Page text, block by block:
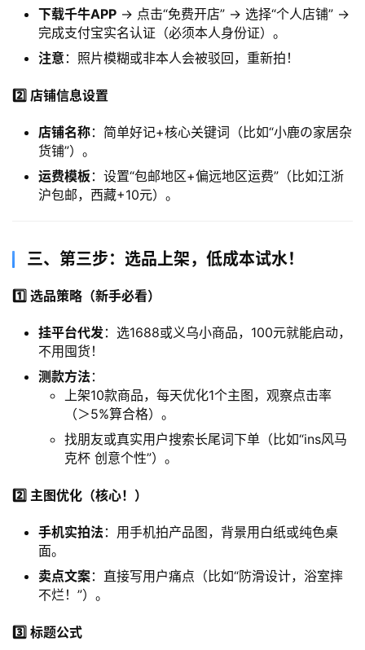
下载千牛APP → 点击“免费开店” → 选择“个人店铺” →
完成支付宝实名认证（必须本人身份证）。
注意 ：照片模糊或非本人会被驳回，重新拍！
2️⃣ 店铺信息设置
店铺名称：简单好记+核心关键词（比如“小鹿の家居杂
货铺”）。
运费模板 ：设置“包邮地区+偏远地区运费”（比如江浙
沪包邮，西藏+10元）。
​三、第三步：选品上架，低成本试水！​
1️⃣ 选品策略（新手必看）​
挂平台代发：选1688或义乌小商品，100元就能启动，
不用囤货！
测款方法 ：
上架10款商品，每天优化1个主图，观察点击率
（＞5%算合格）。
找朋友或真实用户搜索长尾词下单（比如“ins风马
克杯 创意个性”）。
2️⃣ 主图优化（核心！）​
手机实拍法 ：用手机拍产品图，背景用白纸或纯色桌
面。
卖点文案：直接写用户痛点（比如“防滑设计，浴室摔
不烂！”）。
3️⃣ 标题公式